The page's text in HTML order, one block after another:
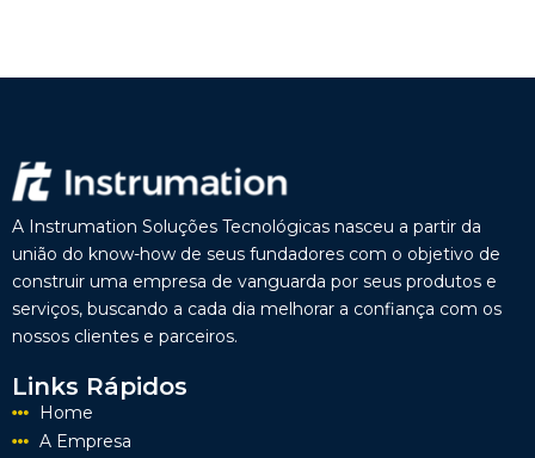
A Instrumation Soluções Tecnológicas nasceu a partir da
união do know-how de seus fundadores com o objetivo de
construir uma empresa de vanguarda por seus produtos e
serviços, buscando a cada dia melhorar a confiança com os
nossos clientes e parceiros.
Links Rápidos
Home
A Empresa